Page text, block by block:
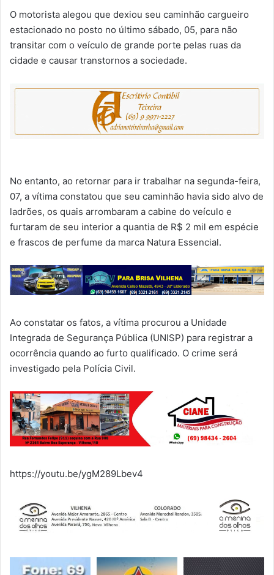
O motorista alegou que dexiou seu caminhão cargueiro
estacionado no posto no último sábado, 05, para não
transitar com o veículo de grande porte pelas ruas da
cidade e causar transtornos a sociedade.
No entanto, ao retornar para ir trabalhar na segunda-feira,
07, a vítima constatou que seu caminhão havia sido alvo de
ladrões, os quais arrombaram a cabine do veículo e
furtaram de seu interior a quantia de R$ 2 mil em espécie
e frascos de perfume da marca Natura Essencial.
Ao constatar os fatos, a vítima procurou a Unidade
Integrada de Segurança Pública (UNISP) para registrar a
ocorrência quando ao furto qualificado. O crime será
investigado pela Polícia Civil.
https://youtu.be/ygM289Lbev4